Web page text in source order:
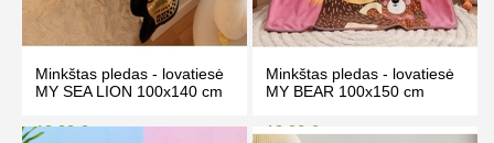
Minkštas pledas - lovatiesė
MY SEA LION 100x140 cm
19.90 € 23.00 €
Minkštas pledas - lovatiesė
MY BEAR 100x150 cm
19.90 € 23.00 €